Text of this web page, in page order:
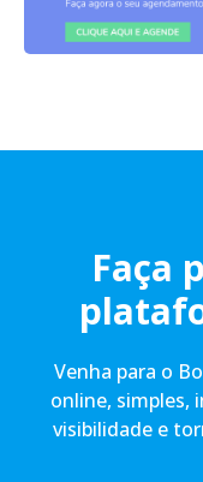
Faça
Venha para o
online, simples,
visibilidade e